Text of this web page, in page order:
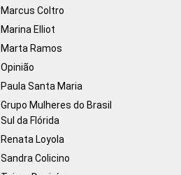
Marcus Coltro
Marina Elliot
Marta Ramos
Opinião
Paula Santa Maria
Grupo Mulheres do Brasil
Sul da Flórida
Renata Loyola
Sandra Colicino